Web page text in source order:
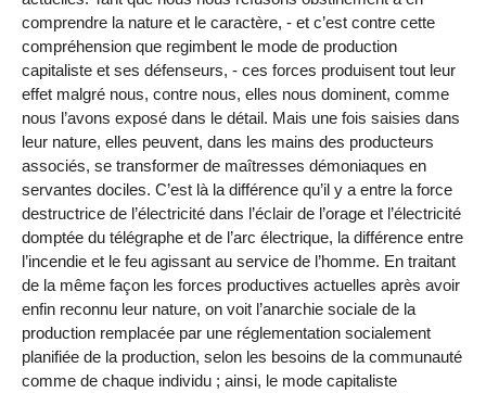
comprendre la nature et le caractère, - et c’est contre cette
compréhension que regimbent le mode de production
capitaliste et ses défenseurs, - ces forces produisent tout leur
effet malgré nous, contre nous, elles nous dominent, comme
nous l’avons exposé dans le détail. Mais une fois saisies dans
leur nature, elles peuvent, dans les mains des producteurs
associés, se transformer de maîtresses démoniaques en
servantes dociles. C’est là la différence qu’il y a entre la force
destructrice de l’électricité dans l’éclair de l’orage et l’électricité
domptée du télégraphe et de l’arc électrique, la différence entre
l’incendie et le feu agissant au service de l’homme. En traitant
de la même façon les forces productives actuelles après avoir
enfin reconnu leur nature, on voit l’anarchie sociale de la
production remplacée par une réglementation socialement
planifiée de la production, selon les besoins de la communauté
comme de chaque individu ; ainsi, le mode capitaliste